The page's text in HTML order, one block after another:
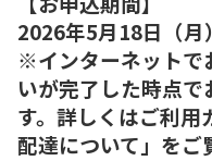
2026年5月18日（月
※インターネットで
いが完了した時点
す。詳しくはご利用
配達について」をご